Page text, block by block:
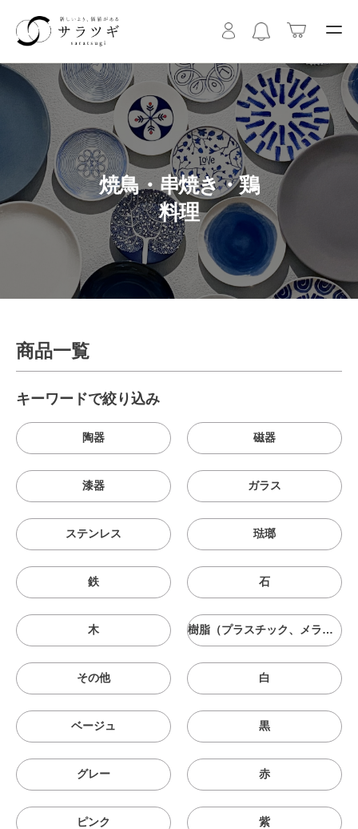
焼鳥・串焼き・鶏
料理
商品一覧
キーワードで絞り込み
陶器 磁器
漆器 ガラス
ステンレス 琺瑯
鉄 石
木 樹脂（プラスチック、メラニン、シリコン等）
その他 白
ベージュ 黒
グレー 赤
ピンク 紫